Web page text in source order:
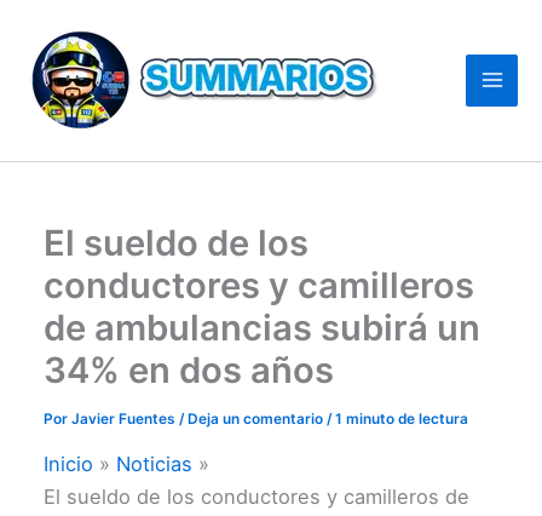
El sueldo de los
conductores y camilleros
de ambulancias subirá un
34% en dos años
PorJavier Fuentes/ Deja un comentario /1 minuto de lectura
Inicio
Noticias
El sueldo de los conductores y camilleros de